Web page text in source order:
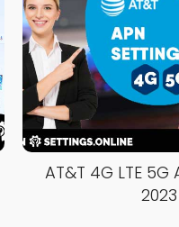
AT&T 4G LTE 5G
2023